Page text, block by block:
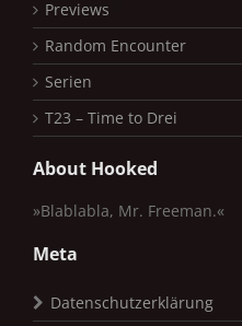
Previews
Random Encounter
Serien
T23 – Time to Drei
About Hooked
»Blablabla, Mr. Freeman.«
Meta
Datenschutzerklärung